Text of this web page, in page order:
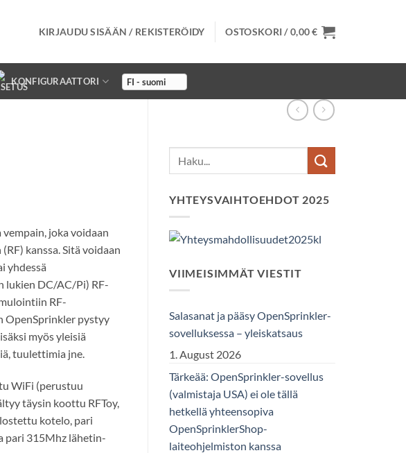
KIRJAUDU SISÄÄN / REKISTERÖIDY OSTOSKORI /0,00€
KONFIGURAATTORI
YHTEYSVAIHTOEHDOT 2025
VIIMEISIMMÄT VIESTIT
Salasanat ja pääsy OpenSprinkler-
sovelluksessa – yleiskatsaus
1. August 2026
Tärkeää: OpenSprinkler-sovellus
(valmistaja USA) ei ole tällä
hetkellä yhteensopiva
OpenSprinklerShop-
laiteohjelmiston kanssa
joka voidaan
kanssa. Sitä voidaan
yhdessä
lukien DC/AC/Pi) RF-
RF-
OpenSprinkler pystyy
myös yleisiä
tuulettimia jne.
WiFi (perustuu
täysin koottu RFToy,
kotelo, pari
pari 315Mhz lähetin-